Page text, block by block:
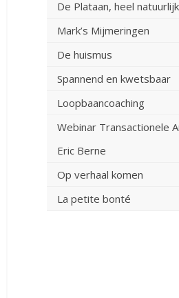
De Plataan, heel natuurlijk
Mark’s Mijmeringen
De huismus
Spannend en kwetsbaar
Loopbaancoaching
Webinar Transactionele
Eric Berne
Op verhaal komen
La petite bonté